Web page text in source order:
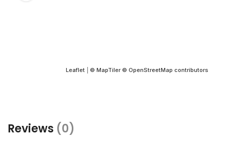
Leaflet © MapTiler © OpenStreetMap contributors
Reviews (0)